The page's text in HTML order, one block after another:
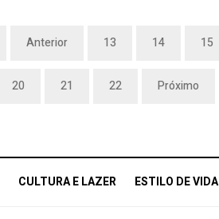
Anterior 13 14 15
20 21 22 Próximo
CULTURA E LAZER ESTILO DE VIDA